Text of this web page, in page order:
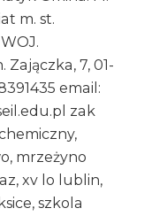
m. st.
Zajączka, 7, 01-
email:
zak
mrzeżyno
xv lo lublin,
szkola